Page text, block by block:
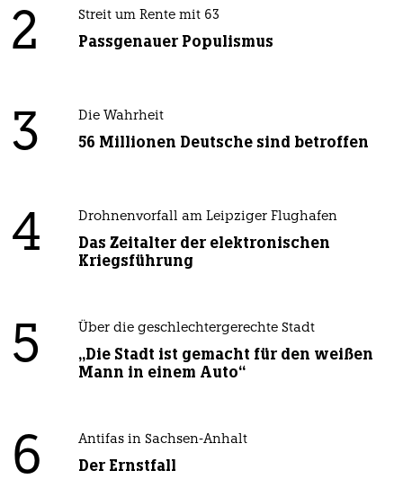
2 Streit um Rente mit 63
Passgenauer Populismus
3 Die Wahrheit
56 Millionen Deutsche sind betroffen
4 Drohnenvorfall am Leipziger Flughafen
Das Zeitalter der elektronischen
Kriegsführung
5 Über die geschlechtergerechte Stadt
„Die Stadt ist gemacht für den weißen
Mann in einem Auto“
6 Antifas in Sachsen-Anhalt
Der Ernstfall